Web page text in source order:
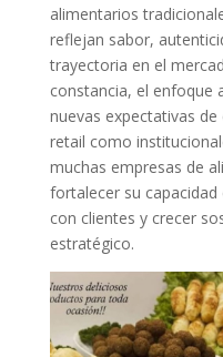
alimentarios
reflejan sabor,
trayectoria en el
constancia, el enfoque
nuevas expectativas
retail como
muchas empresas de
fortalecer su
con clientes y crecer
estratégico.